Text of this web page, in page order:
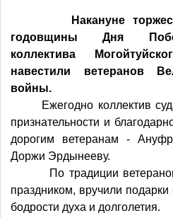
Накануне
годовщины Дня
коллектива
навестили ветеранов
войны.
Ежегодно коллектив суда
признательности и
дорогим ветеранам -
Доржи Эрдынееву.
По традиции ветеранов
праздником, вручили
бодрости духа и долголетия.